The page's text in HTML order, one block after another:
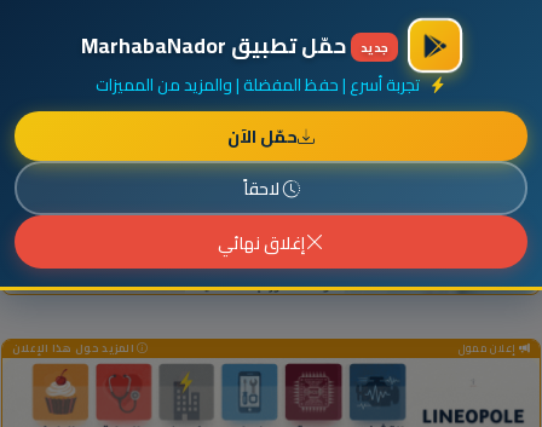
أضف نشاطك مجاناً
جديد حمّل تطبيق MarhabaNador
تجربة أسرع | حفظ المفضلة | والمزيد من المميزات
حمّل الآن
لاحقاً
إغلاق نهائي
إعلان ممول المزيد حول هذا الإعلان
إعلان ممول المزيد حول هذا الإعلان